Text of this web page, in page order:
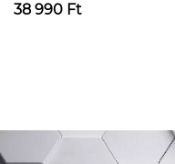
38 990 Ft